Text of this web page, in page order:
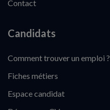
Contact
Candidats
Comment trouver un emploi ?
Fiches métiers
Espace candidat